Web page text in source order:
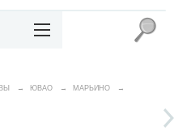
→ ЮВАО → МАРЬИНО
→